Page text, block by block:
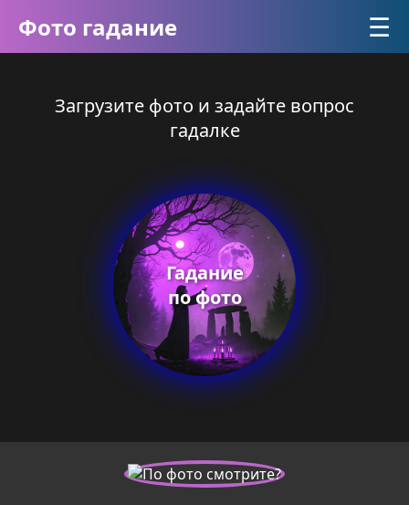
Фото гадание ☰
Загрузите фото и задайте вопрос
гадалке
Гадание
по фото